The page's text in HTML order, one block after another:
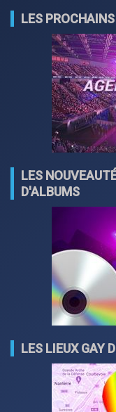
LES
LES
D'ALBUMS
LES LIEUX GAY